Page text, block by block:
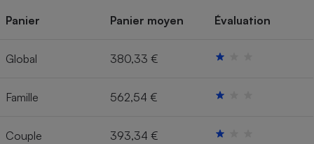
Panier Panier moyen Évaluation
Global 380,33 €
Famille 562,54 €
Couple 393,34 €
Climatiseur -